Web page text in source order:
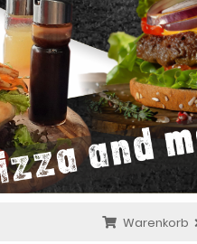
Warenkorb